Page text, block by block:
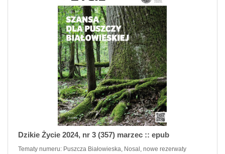
Dzikie Życie 2024, nr 3 (357) marzec :: epub
Tematy numeru: Puszcza Białowieska, Nosal, nowe rezerwaty